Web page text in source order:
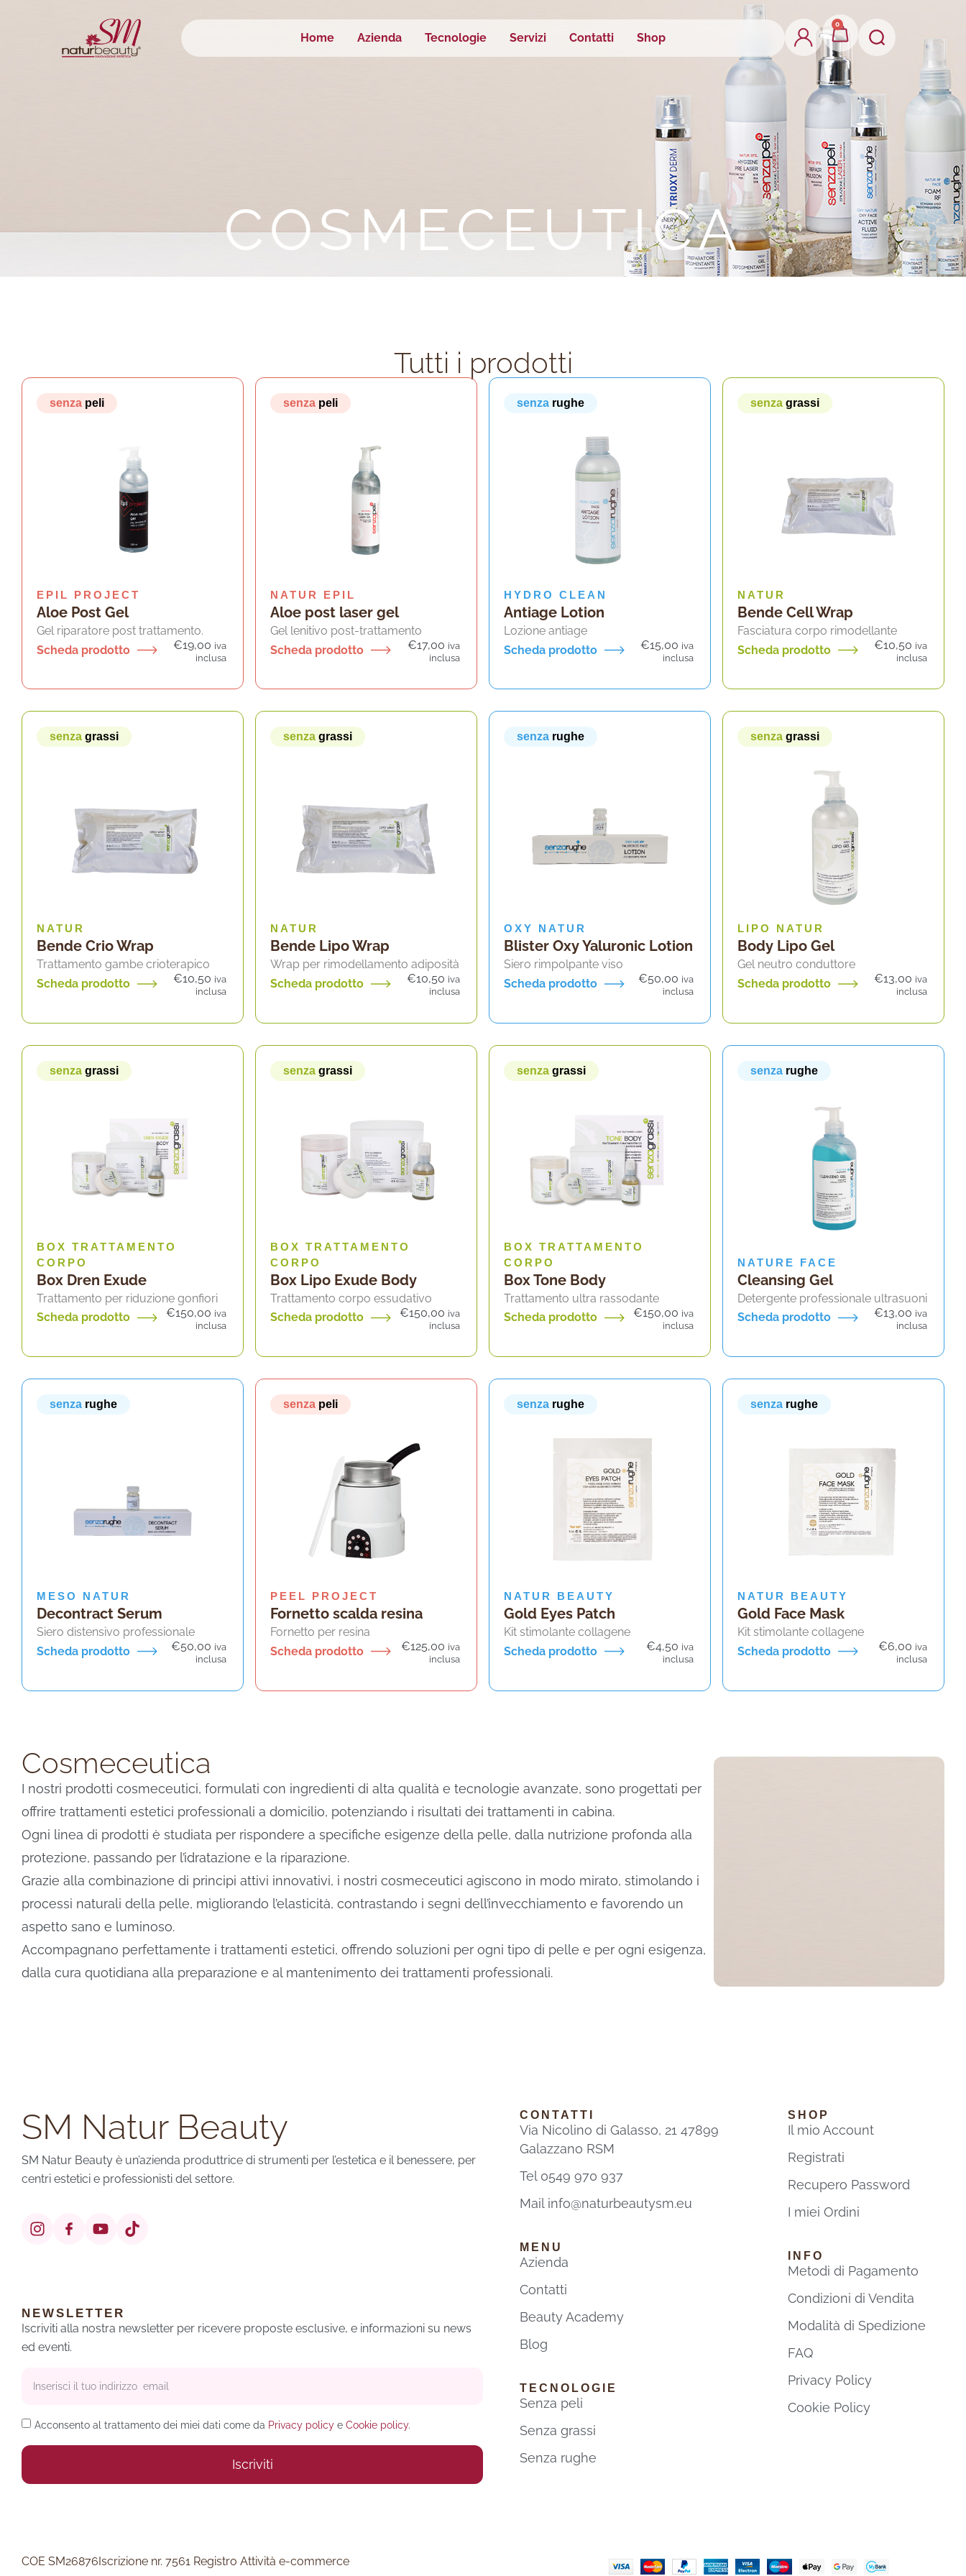
Home Azienda Tecnologie Servizi Contatti Shop
0
COSMECEUTICA
Tutti i prodotti
senza peli
EPIL PROJECT
Aloe Post Gel
Gel riparatore post trattamento.
Scheda prodotto
€19,00 iva
inclusa
senza peli
NATUR EPIL
Aloe post laser gel
Gel lenitivo post-trattamento
Scheda prodotto
€17,00 iva
inclusa
senza rughe
HYDRO CLEAN
Antiage Lotion
Lozione antiage
Scheda prodotto
€15,00 iva
inclusa
senza grassi
NATUR
Bende Cell Wrap
Fasciatura corpo rimodellante
Scheda prodotto
€10,50 iva
inclusa
senza grassi
NATUR
Bende Crio Wrap
Trattamento gambe crioterapico
Scheda prodotto
€10,50 iva
inclusa
senza grassi
NATUR
Bende Lipo Wrap
Wrap per rimodellamento adiposità
Scheda prodotto
€10,50 iva
inclusa
senza rughe
OXY NATUR
Blister Oxy Yaluronic Lotion
Siero rimpolpante viso
Scheda prodotto
€50,00 iva
inclusa
senza grassi
LIPO NATUR
Body Lipo Gel
Gel neutro conduttore
Scheda prodotto
€13,00 iva
inclusa
senza grassi
BOX TRATTAMENTO
CORPO
Box Dren Exude
Trattamento per riduzione gonfiori
Scheda prodotto
€150,00 iva
inclusa
senza grassi
BOX TRATTAMENTO
CORPO
Box Lipo Exude Body
Trattamento corpo essudativo
Scheda prodotto
€150,00 iva
inclusa
senza grassi
BOX TRATTAMENTO
CORPO
Box Tone Body
Trattamento ultra rassodante
Scheda prodotto
€150,00 iva
inclusa
senza rughe
NATURE FACE
Cleansing Gel
Detergente professionale ultrasuoni
Scheda prodotto
€13,00 iva
inclusa
senza rughe
MESO NATUR
Decontract Serum
Siero distensivo professionale
Scheda prodotto
€50,00 iva
inclusa
senza peli
PEEL PROJECT
Fornetto scalda resina
Fornetto per resina
Scheda prodotto
€125,00 iva
inclusa
senza rughe
NATUR BEAUTY
Gold Eyes Patch
Kit stimolante collagene
Scheda prodotto
€4,50 iva
inclusa
senza rughe
NATUR BEAUTY
Gold Face Mask
Kit stimolante collagene
Scheda prodotto
€6,00 iva
inclusa
Cosmeceutica
I nostri prodotti cosmeceutici, formulati con ingredienti di alta qualità e tecnologie avanzate, sono progettati per
offrire trattamenti estetici professionali a domicilio, potenziando i risultati dei trattamenti in cabina.
Ogni linea di prodotti è studiata per rispondere a specifiche esigenze della pelle, dalla nutrizione profonda alla
protezione, passando per l’idratazione e la riparazione.
Grazie alla combinazione di principi attivi innovativi, i nostri cosmeceutici agiscono in modo mirato, stimolando i
processi naturali della pelle, migliorando l’elasticità, contrastando i segni dell’invecchiamento e favorendo un
aspetto sano e luminoso.
Accompagnano perfettamente i trattamenti estetici, offrendo soluzioni per ogni tipo di pelle e per ogni esigenza,
dalla cura quotidiana alla preparazione e al mantenimento dei trattamenti professionali.
SM Natur Beauty
SM Natur Beauty è un’azienda produttrice di strumenti per l’estetica e il benessere, per
centri estetici e professionisti del settore.
NEWSLETTER
Iscriviti alla nostra newsletter per ricevere proposte esclusive, e informazioni su news
ed eventi.
Acconsento al trattamento dei miei dati come da Privacy policy e Cookie policy.
Iscriviti
CONTATTI
Via Nicolino di Galasso, 21 47899
Galazzano RSM
Tel 0549 970 937
Mail info@naturbeautysm.eu
MENU
Azienda
Contatti
Beauty Academy
Blog
TECNOLOGIE
Senza peli
Senza grassi
Senza rughe
SHOP
Il mio Account
Registrati
Recupero Password
I miei Ordini
INFO
Metodi di Pagamento
Condizioni di Vendita
Modalità di Spedizione
FAQ
Privacy Policy
Cookie Policy
COE SM26876Iscrizione nr. 7561 Registro Attività e-commerce